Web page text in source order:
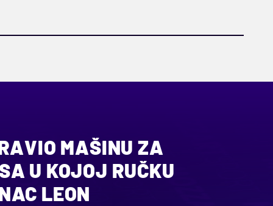
MAŠINU ZA
U KOJOJ RUČKU
LEON